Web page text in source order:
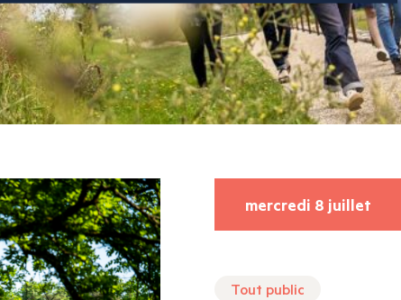
mercredi 8 juillet
Tout public